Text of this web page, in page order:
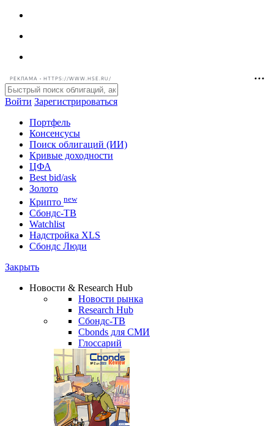
РЕКЛАМА • HTTPS://WWW.HSE.RU/
Войти Зарегистрироваться
Портфель
Консенсусы
Поиск облигаций (ИИ)
Кривые доходности
ЦФА
Best bid/ask
Золото
Крипто new
Watchlist
Сбондс Люди
Новости & Research Hub
Новости рынка
Research Hub
Сбондс-ТВ
Cbonds для СМИ
Глоссарий